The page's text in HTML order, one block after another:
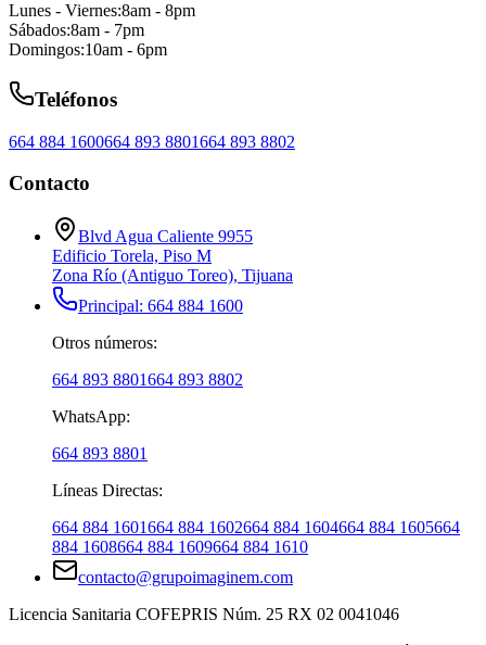
Lunes - Viernes:8am - 8pm
Sábados:8am - 7pm
Domingos:10am - 6pm
Teléfonos
664 884 1600664 893 8801664 893 8802
Contacto
Blvd Agua Caliente 9955
Edificio Torela, Piso M
Zona Río (Antiguo Toreo), Tijuana
Principal: 664 884 1600
Otros números:
664 893 8801664 893 8802
WhatsApp:
664 893 8801
Líneas Directas:
664 884 1601664 884 1602664 884 1604664 884 1605664
884 1608664 884 1609664 884 1610
contacto@grupoimaginem.com
Licencia Sanitaria COFEPRIS Núm. 25 RX 02 0041046